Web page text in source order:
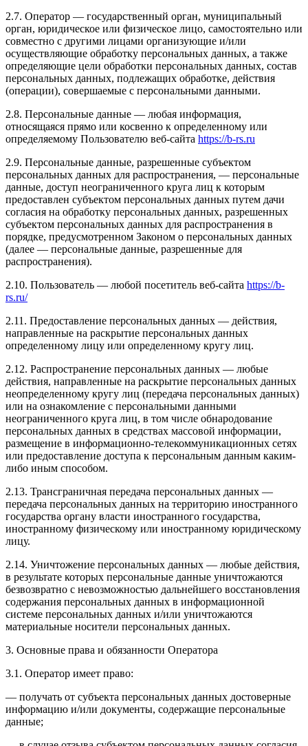
2.7. Оператор — государственный орган, муниципальный
орган, юридическое или физическое лицо, самостоятельно или
совместно с другими лицами организующие и/или
осуществляющие обработку персональных данных, а также
определяющие цели обработки персональных данных, состав
персональных данных, подлежащих обработке, действия
(операции), совершаемые с персональными данными.
2.8. Персональные данные — любая информация,
относящаяся прямо или косвенно к определенному или
определяемому Пользователю веб-сайта https://b-rs.ru
2.9. Персональные данные, разрешенные субъектом
персональных данных для распространения, — персональные
данные, доступ неограниченного круга лиц к которым
предоставлен субъектом персональных данных путем дачи
согласия на обработку персональных данных, разрешенных
субъектом персональных данных для распространения в
порядке, предусмотренном Законом о персональных данных
(далее — персональные данные, разрешенные для
распространения).
2.10. Пользователь — любой посетитель веб-сайта https://b-
rs.ru/
2.11. Предоставление персональных данных — действия,
направленные на раскрытие персональных данных
определенному лицу или определенному кругу лиц.
2.12. Распространение персональных данных — любые
действия, направленные на раскрытие персональных данных
неопределенному кругу лиц (передача персональных данных)
или на ознакомление с персональными данными
неограниченного круга лиц, в том числе обнародование
персональных данных в средствах массовой информации,
размещение в информационно-телекоммуникационных сетях
или предоставление доступа к персональным данным каким-
либо иным способом.
2.13. Трансграничная передача персональных данных —
передача персональных данных на территорию иностранного
государства органу власти иностранного государства,
иностранному физическому или иностранному юридическому
лицу.
2.14. Уничтожение персональных данных — любые действия,
в результате которых персональные данные уничтожаются
безвозвратно с невозможностью дальнейшего восстановления
содержания персональных данных в информационной
системе персональных данных и/или уничтожаются
материальные носители персональных данных.
3. Основные права и обязанности Оператора
3.1. Оператор имеет право:
— получать от субъекта персональных данных достоверные
информацию и/или документы, содержащие персональные
данные;